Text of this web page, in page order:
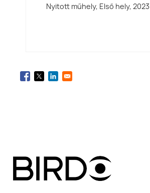
Nyitott műhely, Első hely,2023